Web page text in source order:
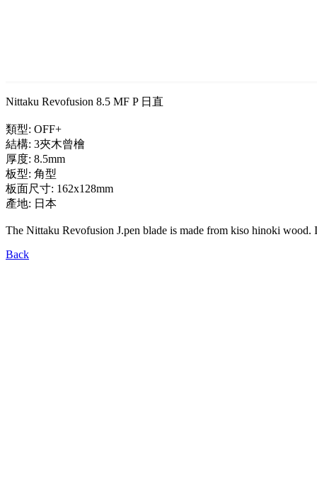
Nittaku Revofusion 8.5 MF P 日直
類型: OFF+
結構: 3夾木曾檜
厚度: 8.5mm
板型: 角型
板面尺寸: 162x128mm
產地: 日本
The Nittaku Revofusion J.pen blade is made from kiso hinoki
Back